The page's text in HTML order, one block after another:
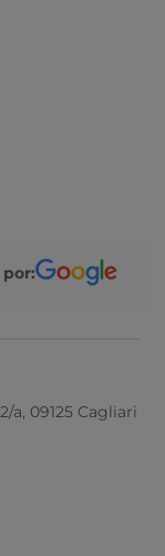
a, 09125 Cagliari